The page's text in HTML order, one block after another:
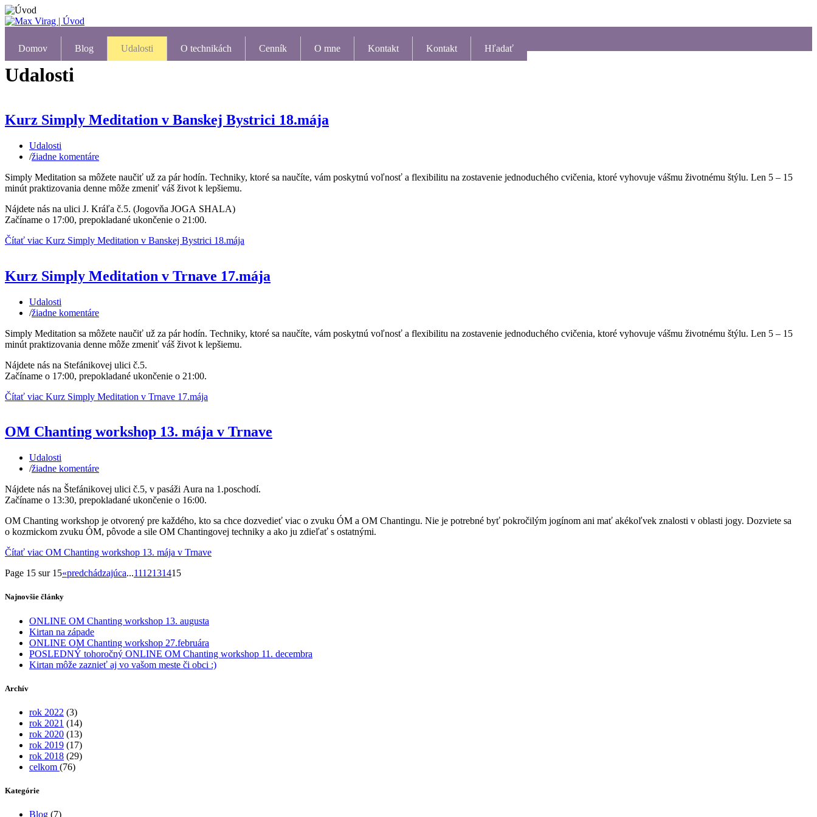
Domov Blog Udalosti O technikách Cenník O mne Kontakt Kontakt Hľadať
Udalosti
Kurz Simply Meditation v Banskej Bystrici 18.mája
Udalosti
/žiadne komentáre
Simply Meditation sa môžete naučiť už za pár hodín. Techniky, ktoré sa naučíte, vám poskytnú voľnosť a flexibilitu na zostavenie jednoduchého cvičenia, ktoré vyhovuje vášmu životnému štýlu. Len 5 – 15
minút praktizovania denne môže zmeniť váš život k lepšiemu.
Nájdete nás na ulici J. Kráľa č.5. (Jogovňa JOGA SHALA)
Začíname o 17:00, prepokladané ukončenie o 21:00.
Čítať viac Kurz Simply Meditation v Banskej Bystrici 18.mája
Kurz Simply Meditation v Trnave 17.mája
Udalosti
/žiadne komentáre
Simply Meditation sa môžete naučiť už za pár hodín. Techniky, ktoré sa naučíte, vám poskytnú voľnosť a flexibilitu na zostavenie jednoduchého cvičenia, ktoré vyhovuje vášmu životnému štýlu. Len 5 – 15
minút praktizovania denne môže zmeniť váš život k lepšiemu.
Nájdete nás na Stefánikovej ulici č.5.
Začíname o 17:00, prepokladané ukončenie o 21:00.
Čítať viac Kurz Simply Meditation v Trnave 17.mája
OM Chanting workshop 13. mája v Trnave
Udalosti
/žiadne komentáre
Nájdete nás na Štefánikovej ulici č.5, v pasáži Aura na 1.poschodí.
Začíname o 13:30, prepokladané ukončenie o 16:00.
OM Chanting workshop je otvorený pre každého, kto sa chce dozvedieť viac o zvuku ÓM a OM Chantingu. Nie je potrebné byť pokročilým jogínom ani mať akékoľvek znalosti v oblasti jogy. Dozviete sa
o kozmickom zvuku ÓM, pôvode a sile OM Chantingovej techniky a ako ju zdieľať s ostatnými.
Čítať viac OM Chanting workshop 13. mája v Trnave
Page 15 sur 15«predchádzajúca...1112131415
Najnovšie články
ONLINE OM Chanting workshop 13. augusta
Kirtan na západe
ONLINE OM Chanting workshop 27.februára
POSLEDNÝ tohoročný ONLINE OM Chanting workshop 11. decembra
Kirtan môže zaznieť aj vo vašom meste či obci :)
Archív
rok 2022 (3)
rok 2021 (14)
rok 2020 (13)
rok 2019 (17)
rok 2018 (29)
celkom (76)
Kategórie
Blog (7)